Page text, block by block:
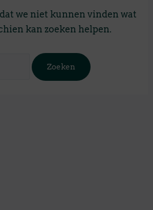
we niet kunnen vinden wat
kan zoeken helpen.